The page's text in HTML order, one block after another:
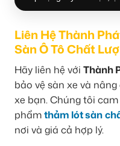
Liên Hệ Thành
Sàn Ô Tô Chất
Hãy liên hệ với Thành
bảo vệ sàn xe và
xe bạn. Chúng tôi
phẩmthảm lót sàn
nơi và giá cả hợp lý.